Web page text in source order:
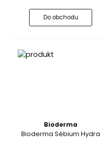
Do obchodu
Bioderma
Bioderma Sébium Hydra